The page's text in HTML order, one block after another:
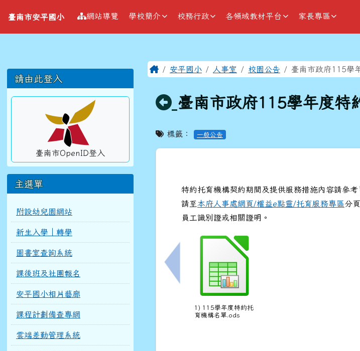
臺南市安平國小
導覽列
臺南市安平國小 網站導覽 學校簡介 校務行政 各領域教材平台 家長專區
左邊區域內容
請由此登入
臺南市OpenID登入
主選單
附設幼兒園網站
新生入學｜轉學
圖書室查詢系統
課後班及社團報名
安平國小相片藝廊
課程計劃備查專網
雲端差勤管理系統
主內容區域
Home安平國小 人事室 校園公告 臺南市政府115學
回上頁
臺南市政府115學年度特
標籤： 一般公告
上一筆：中華民國116年（西元2027年）政府行政機
特約托育機構契約期間及提供服務措施內容請參
請至本府人事處網頁/權益e點靈/托育服務專區分
員工識別證或相關證明。
1) 115學年度特約托
育機構名單.ods
頁尾區域